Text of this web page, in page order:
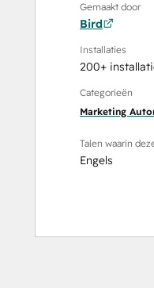
Gemaakt door
Bird
Installaties
200+
Categorieën
Marketing
Talen waarin
Engels